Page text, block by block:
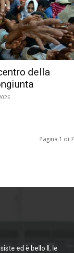
della
Pagina 1 di 7
ed è bello II, le